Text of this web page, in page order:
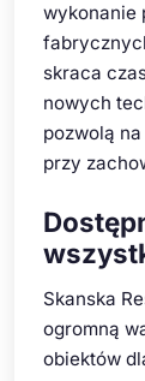
wykonanie
skraca
nowych
pozwolą
przy
Skanska
ogromną
obiektów